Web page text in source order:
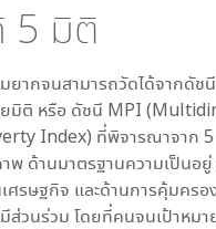
5 มิติ
ยากจนสามารถวัดได้จากดัช
มิติ หรือ ดัชนี MPI
Index) ที่พิจารณาจาก 5
พ ด้านมาตรฐานความเป็นอ
ศรษฐกิจ และด้านการคุ้มคร
ส่วนร่วม โดยที่คนจนเป้าหม